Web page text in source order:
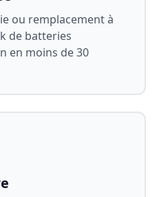
ou remplacement à
de batteries
en moins de 30